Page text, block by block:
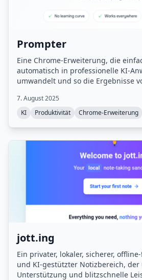
Prompter
Eine Chrome-Erweiterung, die
automatisch in professionelle KI-
umwandelt und so die Ergebnisse
7. August 2025
KI
Produktivität Chrome-Erweiterung
jott.ing
Ein privater, lokaler, sicherer,
und KI-gestützter Notizbereich, der
Unterstützung und blitzschnelle